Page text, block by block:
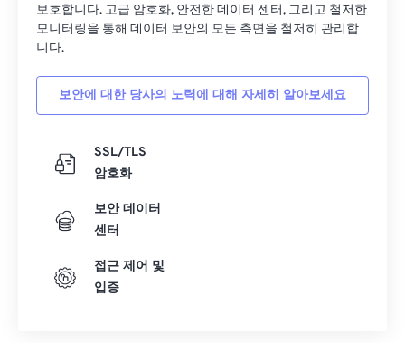
보호합니다. 고급 암호화, 안전한 데이터 센터, 그리고 철저한
모니터링을 통해 데이터 보안의 모든 측면을 철저히 관리합
니다.
보안에 대한 당사의 노력에 대해 자세히 알아보세요
SSL/TLS
암호화
보안 데이터
센터
접근 제어 및
입증